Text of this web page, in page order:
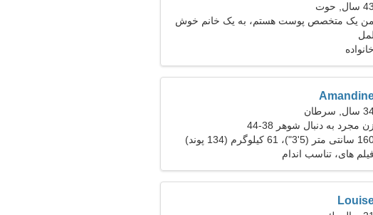
43 سال, حوت
من یک متخصص پوست هستم، به یک خانم خوش
سلیقه نیاز دارم
لمل
خانواده
سرطان
زن مجرد به دنبال شوهر 38-44
متر (5'3")، 61 کیلوگرم (134 پوند)
فیلم های، تناسب اندام